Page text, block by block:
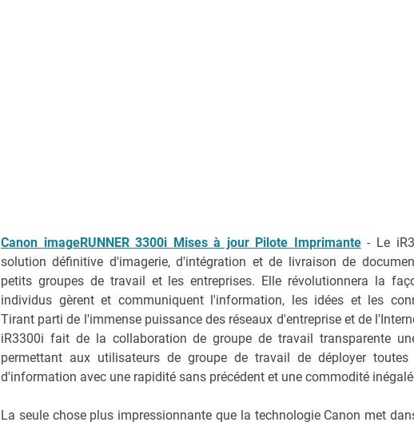
Canon imageRUNNER 3300i Mises à jour Pilote Imprimante- Le
solution définitive d'imagerie, d'intégration et de livraison de
petits groupes de travail et les entreprises. Elle révolutionnera la
individus gèrent et communiquent l'information, les idées et les
Tirant parti de l'immense puissance des réseaux d'entreprise et de
iR3300i fait de la collaboration de groupe de travail transparente
permettant aux utilisateurs de groupe de travail de déployer
d'information avec une rapidité sans précédent et une commodité
La seule chose plus impressionnante que la technologie Canon met